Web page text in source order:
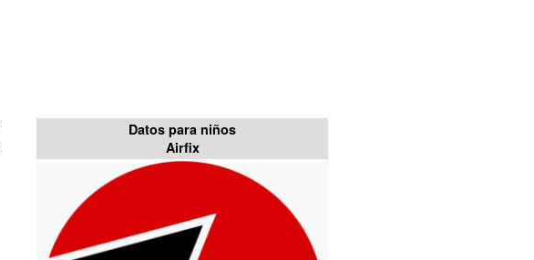
Datos para niños
Airfix